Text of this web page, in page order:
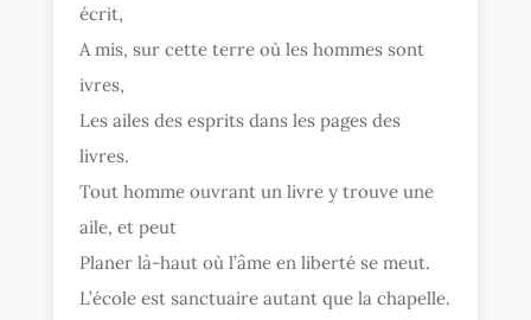
écrit,
A mis, sur cette terre où les hommes sont
ivres,
Les ailes des esprits dans les pages des
livres.
Tout homme ouvrant un livre y trouve une
aile, et peut
Planer là-haut où l’âme en liberté se meut.
L’école est sanctuaire autant que la chapelle.